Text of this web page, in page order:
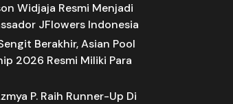
Widjaja Resmi Menjadi
JFlowers Indonesia
Berakhir, Asian Pool
2026 Resmi Miliki Para
P. Raih Runner-Up Di